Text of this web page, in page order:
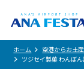
ホーム 空港からお土
ツジセイ製菓 わんぼ